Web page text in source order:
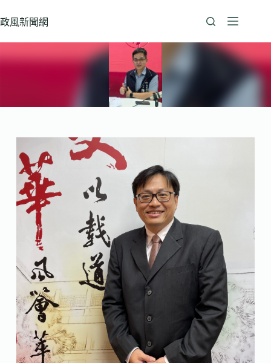
至
政風新聞網